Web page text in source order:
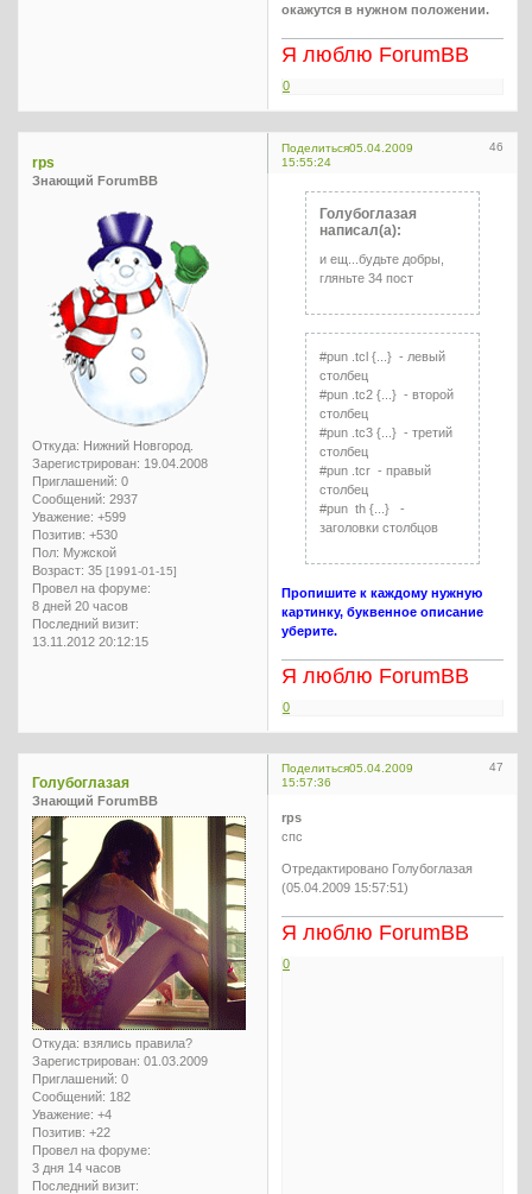
окажутся в нужном положении.
Я люблю ForumBB
0
Поделиться 46
05.04.2009
15:55:24
rps
Знающий ForumBB
Откуда: Нижний Новгород.
Зарегистрирован: 19.04.2008
Приглашений: 0
Сообщений: 2937
Уважение: +599
Позитив: +530
Пол: Мужской
Возраст: 35 [1991-01-15]
Провел на форуме:
8 дней 20 часов
Последний визит:
13.11.2012 20:12:15
Голубоглазая
написал(а):
и ещ...будьте добры,
гляньте 34 пост
#pun .tcl {...} - левый
столбец
#pun .tc2 {...} - второй
столбец
#pun .tc3 {...} - третий
столбец
#pun .tcr - правый
столбец
#pun th {...} -
заголовки столбцов
Пропишите к каждому нужную
картинку, буквенное описание
уберите.
Я люблю ForumBB
0
Поделиться 47
05.04.2009
15:57:36
Голубоглазая
Знающий ForumBB
Откуда: взялись правила?
Зарегистрирован: 01.03.2009
Приглашений: 0
Сообщений: 182
Уважение: +4
Позитив: +22
Провел на форуме:
3 дня 14 часов
Последний визит:
rps
спс
Отредактировано Голубоглазая
(05.04.2009 15:57:51)
Я люблю ForumBB
0